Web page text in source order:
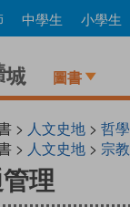
中學生 小學生
圖書
> 人文史地 > 哲學
> 人文史地 > 宗教
理